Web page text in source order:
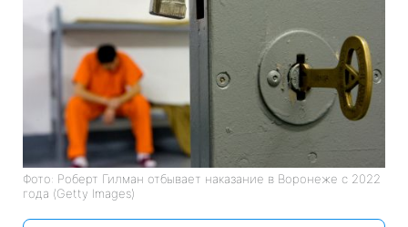
Фото: Роберт Гилман отбывает наказание в Воронеже с 2022
года (Getty Images)